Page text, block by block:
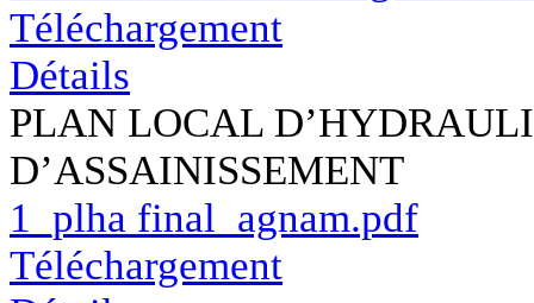
Téléchargement
Détails
PLAN LOCAL
D’ASSAINISSEMENT
1_plha final_agnam.pdf
Téléchargement